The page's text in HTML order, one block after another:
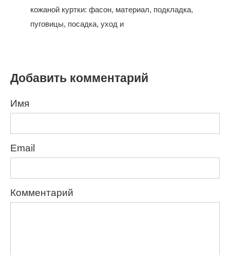
кожаной куртки: фасон, материал, подкладка,
пуговицы, посадка, уход и
Добавить комментарий
Имя
Email
Комментарий